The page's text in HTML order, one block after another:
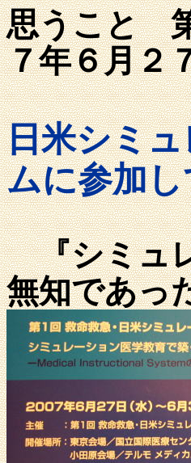
思う
７年６月
日米シミ
ムに参加
『シミュレ
無知であっ